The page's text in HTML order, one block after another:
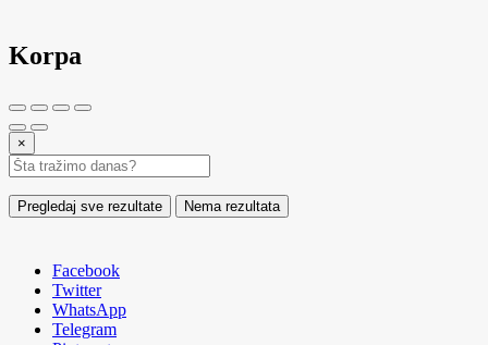
Korpa
×
Pregledaj sve rezultate Nema rezultata
Facebook
Twitter
WhatsApp
Telegram